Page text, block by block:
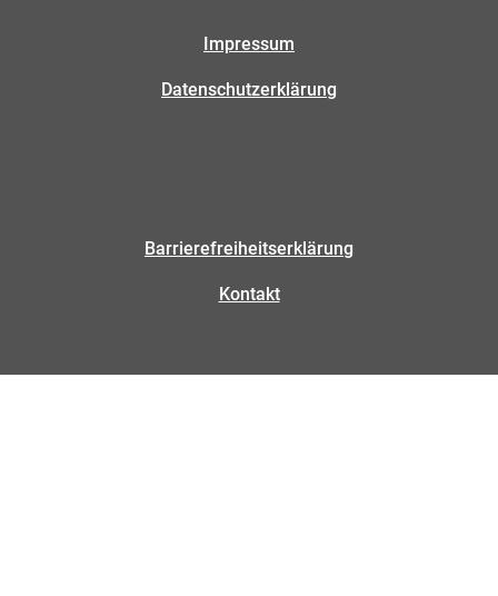
Impressum
Datenschutzerklärung
Barrierefreiheitserklärung
Kontakt